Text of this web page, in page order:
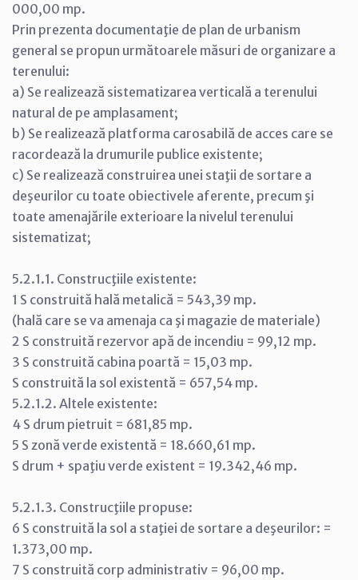
000,00 mp.
Prin prezenta documentaţie de plan de urbanism
general se propun următoarele măsuri de organizare a
terenului:
a) Se realizează sistematizarea verticală a terenului
natural de pe amplasament;
b) Se realizează platforma carosabilă de acces care se
racordează la drumurile publice existente;
c) Se realizează construirea unei staţii de sortare a
deşeurilor cu toate obiectivele aferente, precum şi
toate amenajările exterioare la nivelul terenului
sistematizat;
5.2.1.1. Construcţiile existente:
1 S construită hală metalică = 543,39 mp.
(hală care se va amenaja ca şi magazie de materiale)
2 S construită rezervor apă de incendiu = 99,12 mp.
3 S construită cabina poartă = 15,03 mp.
S construită la sol existentă = 657,54 mp.
5.2.1.2. Altele existente:
4 S drum pietruit = 681,85 mp.
5 S zonă verde existentă = 18.660,61 mp.
S drum + spaţiu verde existent = 19.342,46 mp.
5.2.1.3. Construcţiile propuse:
6 S construită la sol a staţiei de sortare a deşeurilor: =
1.373,00 mp.
7 S construită corp administrativ = 96,00 mp.